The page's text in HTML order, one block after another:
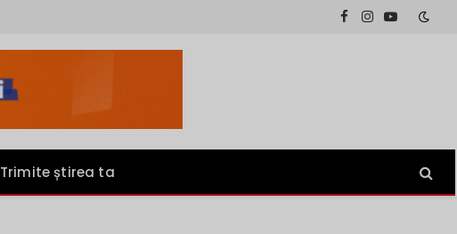
Facebook
InstagramYouTube
Trimite știrea ta